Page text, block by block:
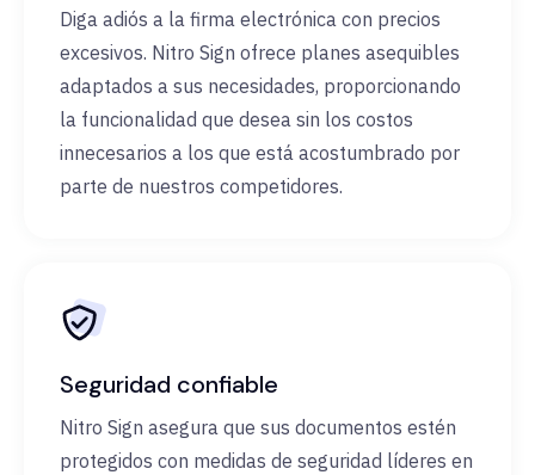
Diga adiós a la firma electrónica con precios
excesivos. Nitro Sign ofrece planes asequibles
adaptados a sus necesidades, proporcionando
la funcionalidad que desea sin los costos
innecesarios a los que está acostumbrado por
parte de nuestros competidores.
Seguridad confiable
Nitro Sign asegura que sus documentos estén
protegidos con medidas de seguridad líderes en